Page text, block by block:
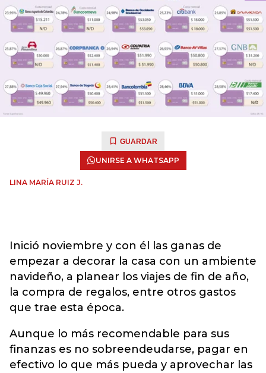
GUARDAR
UNIRSE A WHATSAPP
LINA MARÍA RUIZ J.
Inició noviembre y con él las ganas de
empezar a decorar la casa con un ambiente
navideño, a planear los viajes de fin de año,
la compra de regalos, entre otros gastos
que trae esta época.
Aunque lo más recomendable para sus
finanzas es no sobreendeudarse, pagar en
efectivo lo que más pueda y aprovechar las